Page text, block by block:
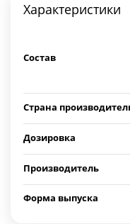
Характеристики
Состав
Страна
Дозировка
Производитель
Форма выпуска